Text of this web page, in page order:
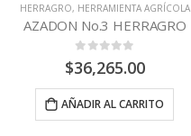
HERRAGRO, HERRAMIENTA AGRÍCOLA
AZADON No.3 HERRAGRO
0 out of 5
$36,265.00
AÑADIR AL CARRITO